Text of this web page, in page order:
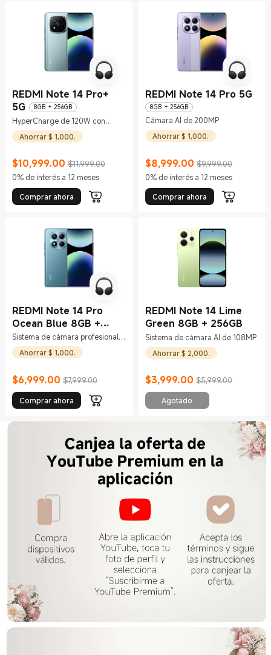
REDMI Note 14 Pro+
5G
8GB + 256GB
HyperCharge de 120W con
batería de 5110mAh
Ahorrar $ 1,000.
$10,999.00
Current Price $10999
$11,999.00
Precio de comercialización $11,999.00
0% de interés a 12 meses
Comprar ahora
REDMI Note 14 Pro 5G
8GB + 256GB
Cámara AI de 200MP
Ahorrar $ 1,000.
$8,999.00
Current Price $8999
$9,999.00
Precio de comercialización
0% de interés a 12 meses
Comprar ahora
REDMI Note 14 Pro
Ocean Blue 8GB +
256GB
Sistema de cámara profesional
con AI de 200MP
Ahorrar $ 1,000.
$6,999.00 $7,999.00
Comprar ahora
REDMI Note 14 Lime
Green 8GB + 256GB
Sistema de cámara AI de 108MP
Ahorrar $ 2,000.
$3,999.00 $5,999.00
Agotado